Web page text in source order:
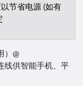
节省电源 (如有
）@
线供智能手机、平